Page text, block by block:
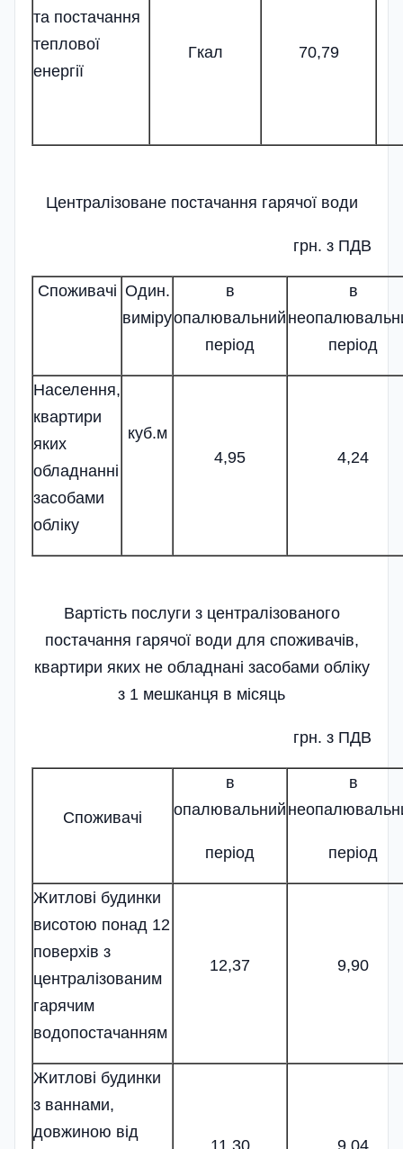
та постачання
теплової
енергії
Гкал 70,79
Централізоване постачання гарячої води
грн. з ПДВ
Споживачі Один.
виміру
в
опалювальний
період
в
період
Населення,
квартири
яких
обладнанні
засобами
обліку
куб.м
4,95
4,24
Вартість послуги з централізованого
постачання гарячої води для споживачів,
квартири яких не обладнані засобами обліку
з 1 мешканця в місяць
грн. з ПДВ
Споживачі
в
опалювальний
період
в
період
Житлові будинки
висотою понад 12
поверхів з
централізованим
гарячим
водопостачанням
12,37 9,90
Житлові будинки
з ваннами,
довжиною від
11,30 9,04